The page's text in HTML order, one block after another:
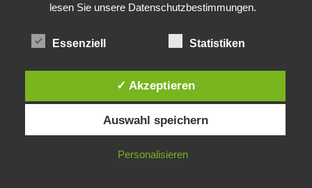
24. November 2015
Die Brexit-Lüge (1/8 Teil)
Diese Website verwendet Cookies. Durch die weitere Nutzung dieser
Website stimmst du der Verwendung von Cookies zu.
IN ORDNUNG
lesen Sie unsere Datenschutzbestimmungen.
Essenziell Statistiken
✓ Akzeptieren
Auswahl speichern
Personalisieren